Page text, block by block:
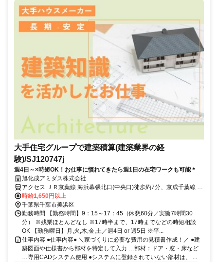
大手住宅グループで建築積算(建築業界の経
験)/SJ120747j
週4日～×時短OK！お仕事に慣れてきたら週1日の在宅ワークも可能＊
旭化成アミダス株式会社
アクセス ＪＲ京葉線 海浜幕張北口(中央口)徒歩約7分、京成千葉線 京
成幕張徒歩約22分、ＪＲ総武本線 幕張本郷東口徒歩約42分 「海浜幕
張駅」徒歩4～5分／「幕張本郷駅」「京成幕張本郷駅」バス15分
時給1,650円以上
千葉県千葉市美浜区
勤務時間 【勤務時間】9：15～17：45（休憩60分／実働7時間30
分） ※残業ほとんどなし ※17時半まで、17時までなどの時短相談
OK 【勤務曜日】月,火,木,金,土／週4日 or 週5日 ※平...
仕事内容 ●仕事内容● ＼家づくりに必要な費用の見積書作成！／ ●建
築図面や仕様書から部材を特定して入力 …部材：ドア・窓・床など
…専用CADシステム使用 ●システムに登録されていない部材は、 ...